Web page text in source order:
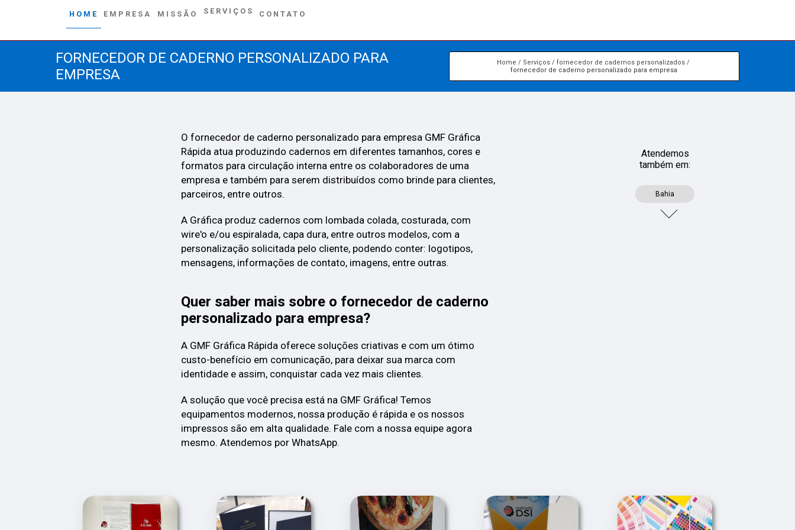
HOME EMPRESA MISSÃO SERVIÇOS CONTATO
FORNECEDOR DE CADERNO PERSONALIZADO PARA
EMPRESA
Home Serviços
fornecedor de cadernos personalizados
fornecedor de caderno personalizado para empresa
O fornecedor de caderno personalizado para empresa GMF Gráfica
Rápida atua produzindo cadernos em diferentes tamanhos, cores e
formatos para circulação interna entre os colaboradores de uma
empresa e também para serem distribuídos como brinde para clientes,
parceiros, entre outros.
A Gráfica produz cadernos com lombada colada, costurada, com
wire'o e/ou espiralada, capa dura, entre outros modelos, com a
personalização solicitada pelo cliente, podendo conter: logotipos,
mensagens, informações de contato, imagens, entre outras.
Quer saber mais sobre o fornecedor de caderno
personalizado para empresa?
A GMF Gráfica Rápida oferece soluções criativas e com um ótimo
custo-benefício em comunicação, para deixar sua marca com
identidade e assim, conquistar cada vez mais clientes.
A solução que você precisa está na GMF Gráfica! Temos
equipamentos modernos, nossa produção é rápida e os nossos
impressos são em alta qualidade. Fale com a nossa equipe agora
mesmo. Atendemos por WhatsApp.
Atendemos
também em:
Bahia